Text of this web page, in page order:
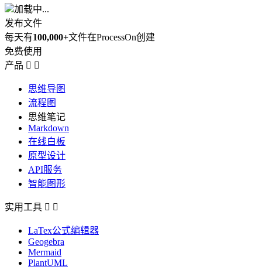
加载中...
发布文件
每天有100,000+文件在ProcessOn创建
免费使用
产品  
思维导图
流程图
思维笔记
Markdown
在线白板
原型设计
API服务
智能图形
实用工具  
LaTex公式编辑器
Geogebra
Mermaid
PlantUML